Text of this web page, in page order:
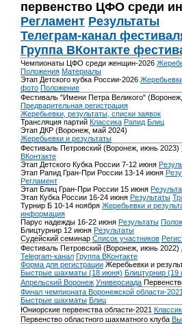
первенство ЦФО среди
Регламент Результаты
Телеграм-канал
Группа ВКонтакте
Чемпионаты ЦФО среди женщин-2026
Положения Материалы
Этап Детского кубка России-2026
фото Положение
Фестиваль "Имени Петра Великого"
Предварительная регистрация
Жеребьевки, результаты, списки заявок
Трансляция партий Классика Рапид Блиц
Этап ДКР (Воронеж, май 2024)
Жеребьевки и результаты
Фестиваль Петровский (Воронеж, июнь 2023)
ВКонтакте
Этап Детского Кубка России 7-12 июня
Этап Рапид Гран-При России 13-14 июня
Регламент
Этап Блиц Гран-При России 15 июня
Этап Кубка России 16-24 июня Результаты
Турнир Б 10-14 ноября Жеребьевки и
информация
Парус надежды 16-22 июня Результаты
Блицтурнир 12 июня Результаты
Судейский семинар Список участников
Фестиваль Петровский (Воронеж, июнь 2022)
Telegram-канал Группа ВКонтакте
Форма для регистрации Жеребьевки и
Быстрые шахматы (18 июня) Блицтурнир (19
Апрельский Воронеж Универсиада
Финал чемпионата Воронежской области-2021
Быстрые шахматы Блиц
Юниорские первенства области-2021
Первенство областного шахматного клуба